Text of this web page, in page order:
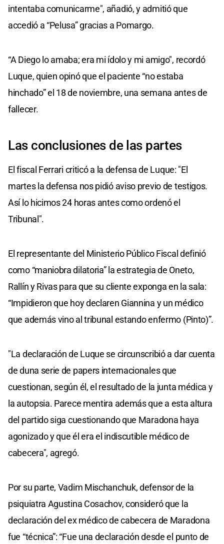
intentaba comunicarme", añadió, y admitió que
accedió a “Pelusa” gracias a Pomargo.
“A Diego lo amaba; era mi ídolo y mi amigo", recordó
Luque, quien opinó que el paciente “no estaba
hinchado” el 18 de noviembre, una semana antes de
fallecer.
Las conclusiones de las partes
El fiscal Ferrari criticó a la defensa de Luque: "El
martes la defensa nos pidió aviso previo de testigos.
Así lo hicimos 24 horas antes como ordenó el
Tribunal".
El representante del Ministerio Público Fiscal definió
como “maniobra dilatoria” la estrategia de Oneto,
Rallín y Rivas para que su cliente exponga en la sala:
“Impidieron que hoy declaren Giannina y un médico
que además vino al tribunal estando enfermo (Pinto)”.
"La declaración de Luque se circunscribió a dar cuenta
de duna serie de papers internacionales que
cuestionan, según él, el resultado de la junta médica y
la autopsia. Parece mentira además que a esta altura
del partido siga cuestionando que Maradona haya
agonizado y que él era el indiscutible médico de
cabecera", agregó.
Por su parte, Vadim Mischanchuk, defensor de la
psiquiatra Agustina Cosachov, consideró que la
declaración del ex médico de cabecera de Maradona
fue “técnica”: “Fue una declaración desde el punto de